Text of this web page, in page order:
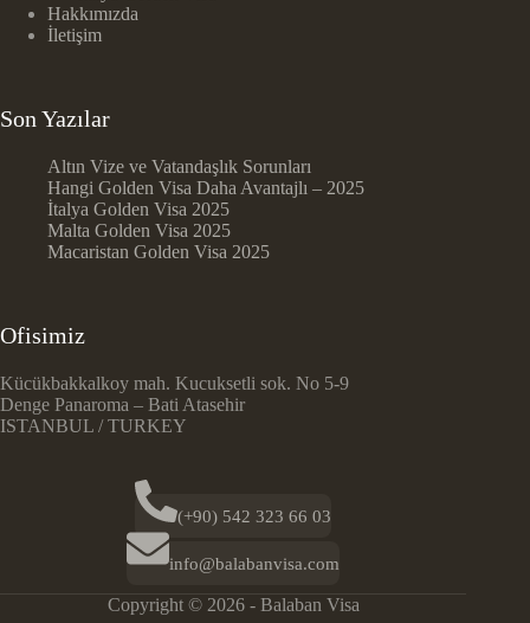
Hakkımızda
İletişim
Son Yazılar
Altın Vize ve Vatandaşlık Sorunları
Hangi Golden Visa Daha Avantajlı – 2025
İtalya Golden Visa 2025
Malta Golden Visa 2025
Macaristan Golden Visa 2025
Ofisimiz
Kücükbakkalkoy mah. Kucuksetli sok. No 5-9
Denge Panaroma – Bati Atasehir
ISTANBUL / TURKEY
(+90) 542 323 66 03
info@balabanvisa.com
Copyright © 2026 - Balaban Visa